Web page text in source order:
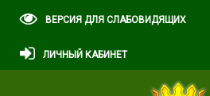
ВЕРСИЯ ДЛЯ СЛАБОВИДЯЩИХ
ЛИЧНЫЙ КАБИНЕТ